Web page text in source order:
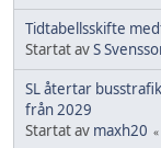
Tidtabellsskifte
Startat avS
SL återtar
från 2029
Startat av maxh20